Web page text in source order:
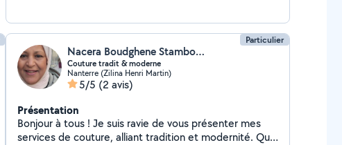
Particulier
Nacera Boudghene Stambouli
Couture tradit & moderne
Nanterre (Zilina Henri Martin)
5/5 (2 avis)
Présentation
Bonjour à tous ! Je suis ravie de vous présenter mes
services de couture, alliant tradition et modernité. Que